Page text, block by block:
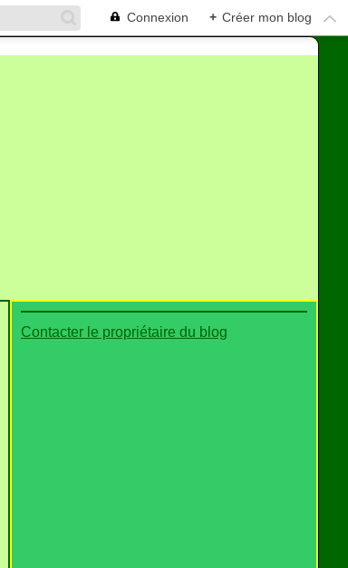
Connexion + Créer mon blog
Contacter le propriétaire du blog